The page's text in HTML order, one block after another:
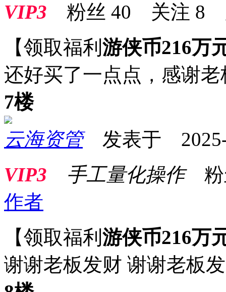
VIP3 粉丝 40 关注 8
【领取福利 游侠币216万
还好买了一点点，感谢老
7楼
云海资管发表于 2025-
VIP3
手工量化操作粉
作者
【领取福利 游侠币216万
谢谢老板发财 谢谢老板